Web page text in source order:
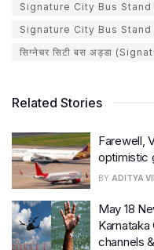
Signature City Bus Stand
Signature City Bus Stand
सिग्नेचर सिटी बस अड्डा
Related Stories
Farewell,
optimistic
BY ADITYA
May 18
channels